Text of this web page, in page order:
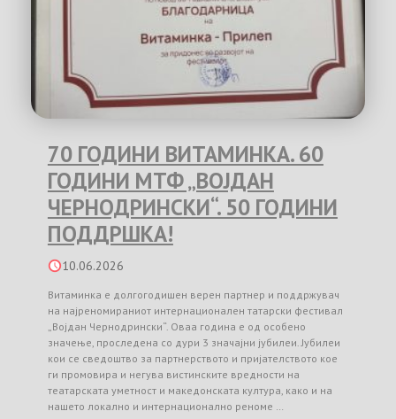
70 ГОДИНИ ВИТАМИНКА. 60
ГОДИНИ МТФ „ВОЈДАН
ЧЕРНОДРИНСКИ“. 50 ГОДИНИ
ПОДДРШКА!
10.06.2026
Витаминка е долгогодишен верен партнер и поддржувач
на најреномираниот интернационален татарски фестивал
„Војдан Чернодрински“. Оваа година е од особено
значење, проследена со дури 3 значајни јубилеи. Јубилеи
кои се сведоштво за партнерството и пријателството кое
ги промовира и негува вистинските вредности на
театарската уметност и македонската култура, како и на
нашето локално и интернационално реноме …